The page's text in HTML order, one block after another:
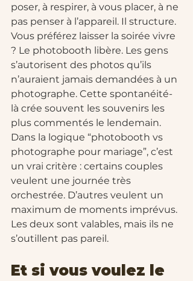
poser, à respirer, à vous placer, à ne
pas penser à l’appareil. Il structure.
Vous préférez laisser la soirée vivre
? Le photobooth libère. Les gens
s’autorisent des photos qu’ils
n’auraient jamais demandées à un
photographe. Cette spontanéité-
là crée souvent les souvenirs les
plus commentés le lendemain.
Dans la logique “photobooth vs
photographe pour mariage”, c’est
un vrai critère : certains couples
veulent une journée très
orchestrée. D’autres veulent un
maximum de moments imprévus.
Les deux sont valables, mais ils ne
s’outillent pas pareil.
Et si vous voulez le